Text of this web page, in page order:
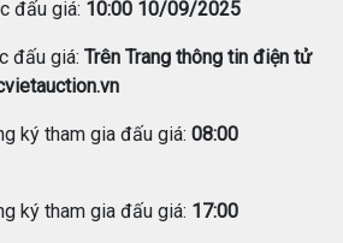
đấu giá: 10:00 10/09/2025
đấu giá: Trên Trang thông tin điện tử
ký tham gia đấu giá: 08:00
ký tham gia đấu giá: 17:00